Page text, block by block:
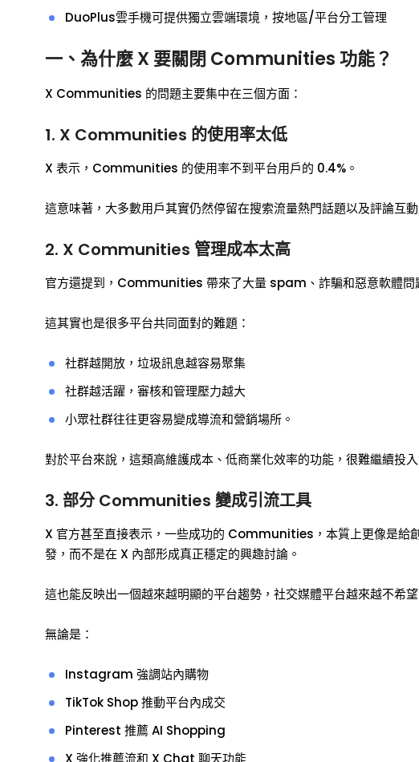
DuoPlus雲手機可提供獨立雲端環境，按地區/平台分工管理
一、為什麼 X 要關閉 Communities 功能？
X Communities 的問題主要集中在三個方面：
1. X Communities 的使用率太低
X 表示，Communities 的使用率不到平台用戶的 0.4%。
這意味著，大多數用戶其實仍然停留在搜索流量熱門話題以及評論互
2. X Communities 管理成本太高
官方還提到，Communities 帶來了大量 spam、詐騙和惡意軟體問
這其實也是很多平台共同面對的難題：
社群越開放，垃圾訊息越容易聚集
社群越活躍，審核和管理壓力越大
小眾社群往往更容易變成導流和營銷場所。
對於平台來說，這類高維護成本、低商業化效率的功能，很難繼續投入
3. 部分 Communities 變成引流工具
X 官方甚至直接表示，一些成功的 Communities，本質上更像是給
發，而不是在 X 內部形成真正穩定的興趣討論。
這也能反映出一個越來越明顯的平台趨勢，社交媒體平台越來越不希
無論是：
Instagram 強調站內購物
TikTok Shop 推動平台內成交
Pinterest 推薦 AI Shopping
X 強化推薦流和 X Chat 聊天功能